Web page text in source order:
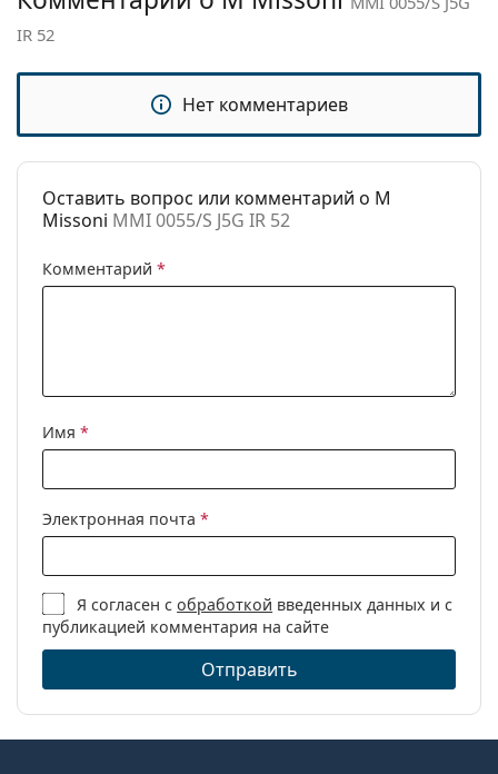
Категория:
Солнцезащитные очки
Бренд:
MMI 0055/S J5G IR 52
IR 52
Нет комментариев
Оставить вопрос или комментарий о M
Missoni MMI 0055/S J5G IR 52
Комментарий *
Имя *
Электронная почта *
Я согласен собработкой введенных данных и с
публикацией комментария на сайте
Отправить